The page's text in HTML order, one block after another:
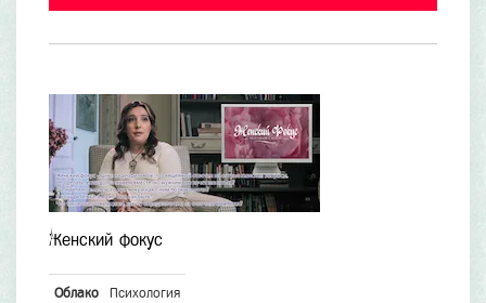
Женский фокус
Облако
Психология